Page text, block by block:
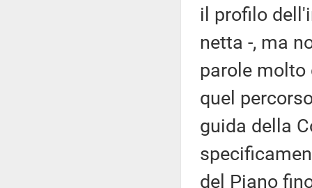
il profilo
netta -, ma
parole molto
quel
guida della
del Piano